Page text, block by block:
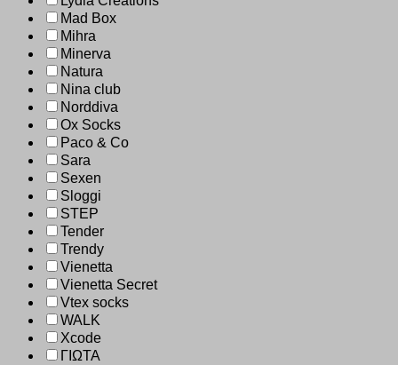
Mad Box
Mihra
Minerva
Natura
Nina club
Norddiva
Ox Socks
Paco & Co
Sara
Sexen
Sloggi
STEP
Tender
Trendy
Vienetta
Vienetta Secret
Vtex socks
WALK
Xcode
ΓΙΩΤΑ